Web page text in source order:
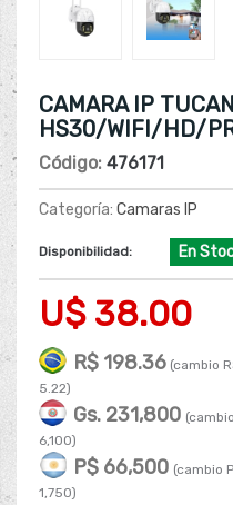
CAMARA IP
HS30/WIFI/HD/
Código: 476171
Categoría: Camaras IP
Disponibilidad: En
U$ 38.00
R$ 198.36 (cambio
5.22)
Gs. 231,800
6,100)
P$ 66,500 (cambio
1,750)